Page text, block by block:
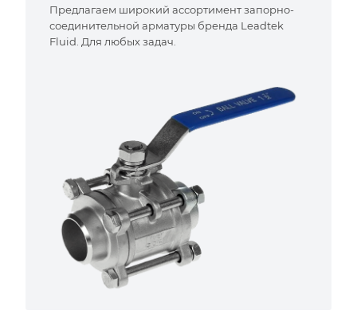
Предлагаем широкий ассортимент запорно-
соединительной арматуры бренда Leadtek
Fluid. Для любых задач.